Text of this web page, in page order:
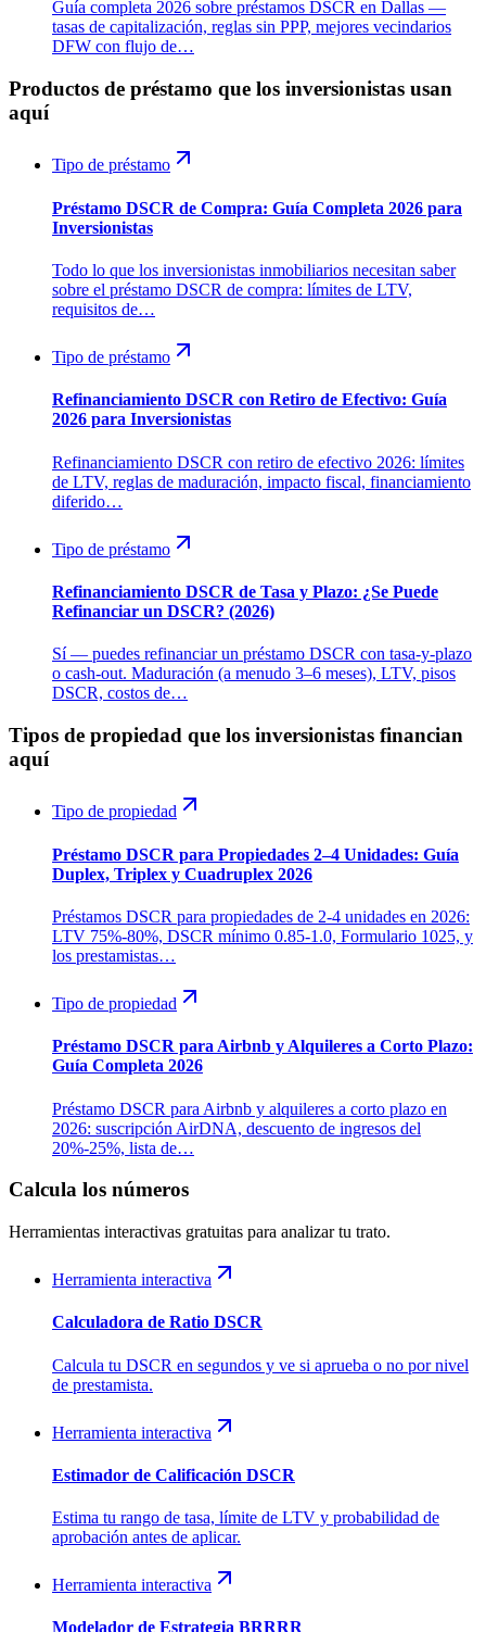
Guía completa 2026 sobre préstamos DSCR en Dallas —
tasas de capitalización, reglas sin PPP, mejores vecindarios
DFW con flujo de…
Productos de préstamo que los inversionistas usan
aquí
Tipo de préstamo
Préstamo DSCR de Compra: Guía Completa 2026 para
Inversionistas
Todo lo que los inversionistas inmobiliarios necesitan saber
sobre el préstamo DSCR de compra: límites de LTV,
requisitos de…
Tipo de préstamo
Refinanciamiento DSCR con Retiro de Efectivo: Guía
2026 para Inversionistas
Refinanciamiento DSCR con retiro de efectivo 2026: límites
de LTV, reglas de maduración, impacto fiscal, financiamiento
diferido…
Tipo de préstamo
Refinanciamiento DSCR de Tasa y Plazo: ¿Se Puede
Refinanciar un DSCR? (2026)
Sí — puedes refinanciar un préstamo DSCR con tasa-y-plazo
o cash-out. Maduración (a menudo 3–6 meses), LTV, pisos
DSCR, costos de…
Tipos de propiedad que los inversionistas financian
aquí
Tipo de propiedad
Préstamo DSCR para Propiedades 2–4 Unidades: Guía
Duplex, Triplex y Cuadruplex 2026
Préstamos DSCR para propiedades de 2-4 unidades en 2026:
LTV 75%-80%, DSCR mínimo 0.85-1.0, Formulario 1025, y
los prestamistas…
Tipo de propiedad
Préstamo DSCR para Airbnb y Alquileres a Corto Plazo:
Guía Completa 2026
Préstamo DSCR para Airbnb y alquileres a corto plazo en
2026: suscripción AirDNA, descuento de ingresos del
20%-25%, lista de…
Calcula los números
Herramientas interactivas gratuitas para analizar tu trato.
Herramienta interactiva
Calculadora de Ratio DSCR
Calcula tu DSCR en segundos y ve si aprueba o no por nivel
de prestamista.
Herramienta interactiva
Estimador de Calificación DSCR
Estima tu rango de tasa, límite de LTV y probabilidad de
aprobación antes de aplicar.
Herramienta interactiva
Modelador de Estrategia BRRRR